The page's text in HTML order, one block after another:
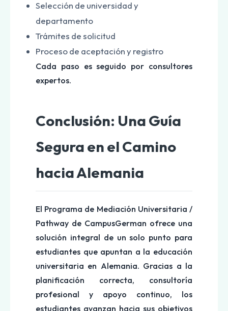
Selección de universidad y
departamento
Trámites de solicitud
Proceso de aceptación y registro
Cada paso es seguido por consultores
expertos.
Conclusión: Una Guía
Segura en el Camino
hacia Alemania
El Programa de Mediación Universitaria /
Pathway de CampusGerman ofrece una
solución integral de un solo punto para
estudiantes que apuntan a la educación
universitaria en Alemania. Gracias a la
planificación correcta, consultoría
profesional y apoyo continuo, los
estudiantes avanzan hacia sus objetivos